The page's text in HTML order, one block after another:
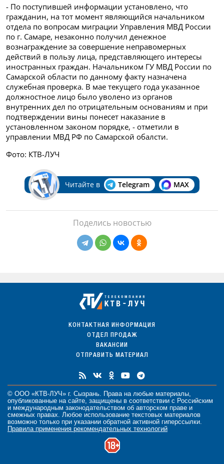
- По поступившей информации установлено, что
гражданин, на тот момент являющийся начальником
отдела по вопросам миграции Управления МВД России
по г. Самаре, незаконно получил денежное
вознаграждение за совершение неправомерных
действий в пользу лица, представляющего интересы
иностранных граждан. Начальником ГУ МВД России по
Самарской области по данному факту назначена
служебная проверка. В мае текущего года указанное
должностное лицо было уволено из органов
внутренних дел по отрицательным основаниям и при
подтверждении вины понесет наказание в
установленном законом порядке, - отметили в
управлении МВД РФ по Самарской обалсти.
Фото: КТВ-ЛУЧ
Читайте в Telegram MAX
Поделись новостью
КОНТАКТНАЯ ИНФОРМАЦИЯ
ОТДЕЛ ПРОДАЖ
ВАКАНСИИ
ОТПРАВИТЬ МАТЕРИАЛ
© ООО «КТВ-ЛУЧ» г. Сызрань. Права на любые материалы
опубликованные на сайте, защищены в соответствии с Российским
и международным законодательством об авторском праве и
смежных правах. Любое использование текстовых материалов
возможно только при указании обратной активной гиперссылки.
Правила применения рекомендательных технологий